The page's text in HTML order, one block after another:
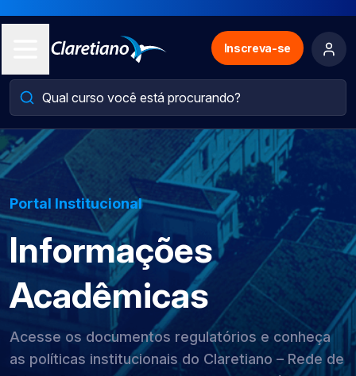
Inscreva-se
Portal Institucional
Informações
Acadêmicas
Acesse os documentos regulatórios e conheça
as políticas institucionais do Claretiano – Rede de